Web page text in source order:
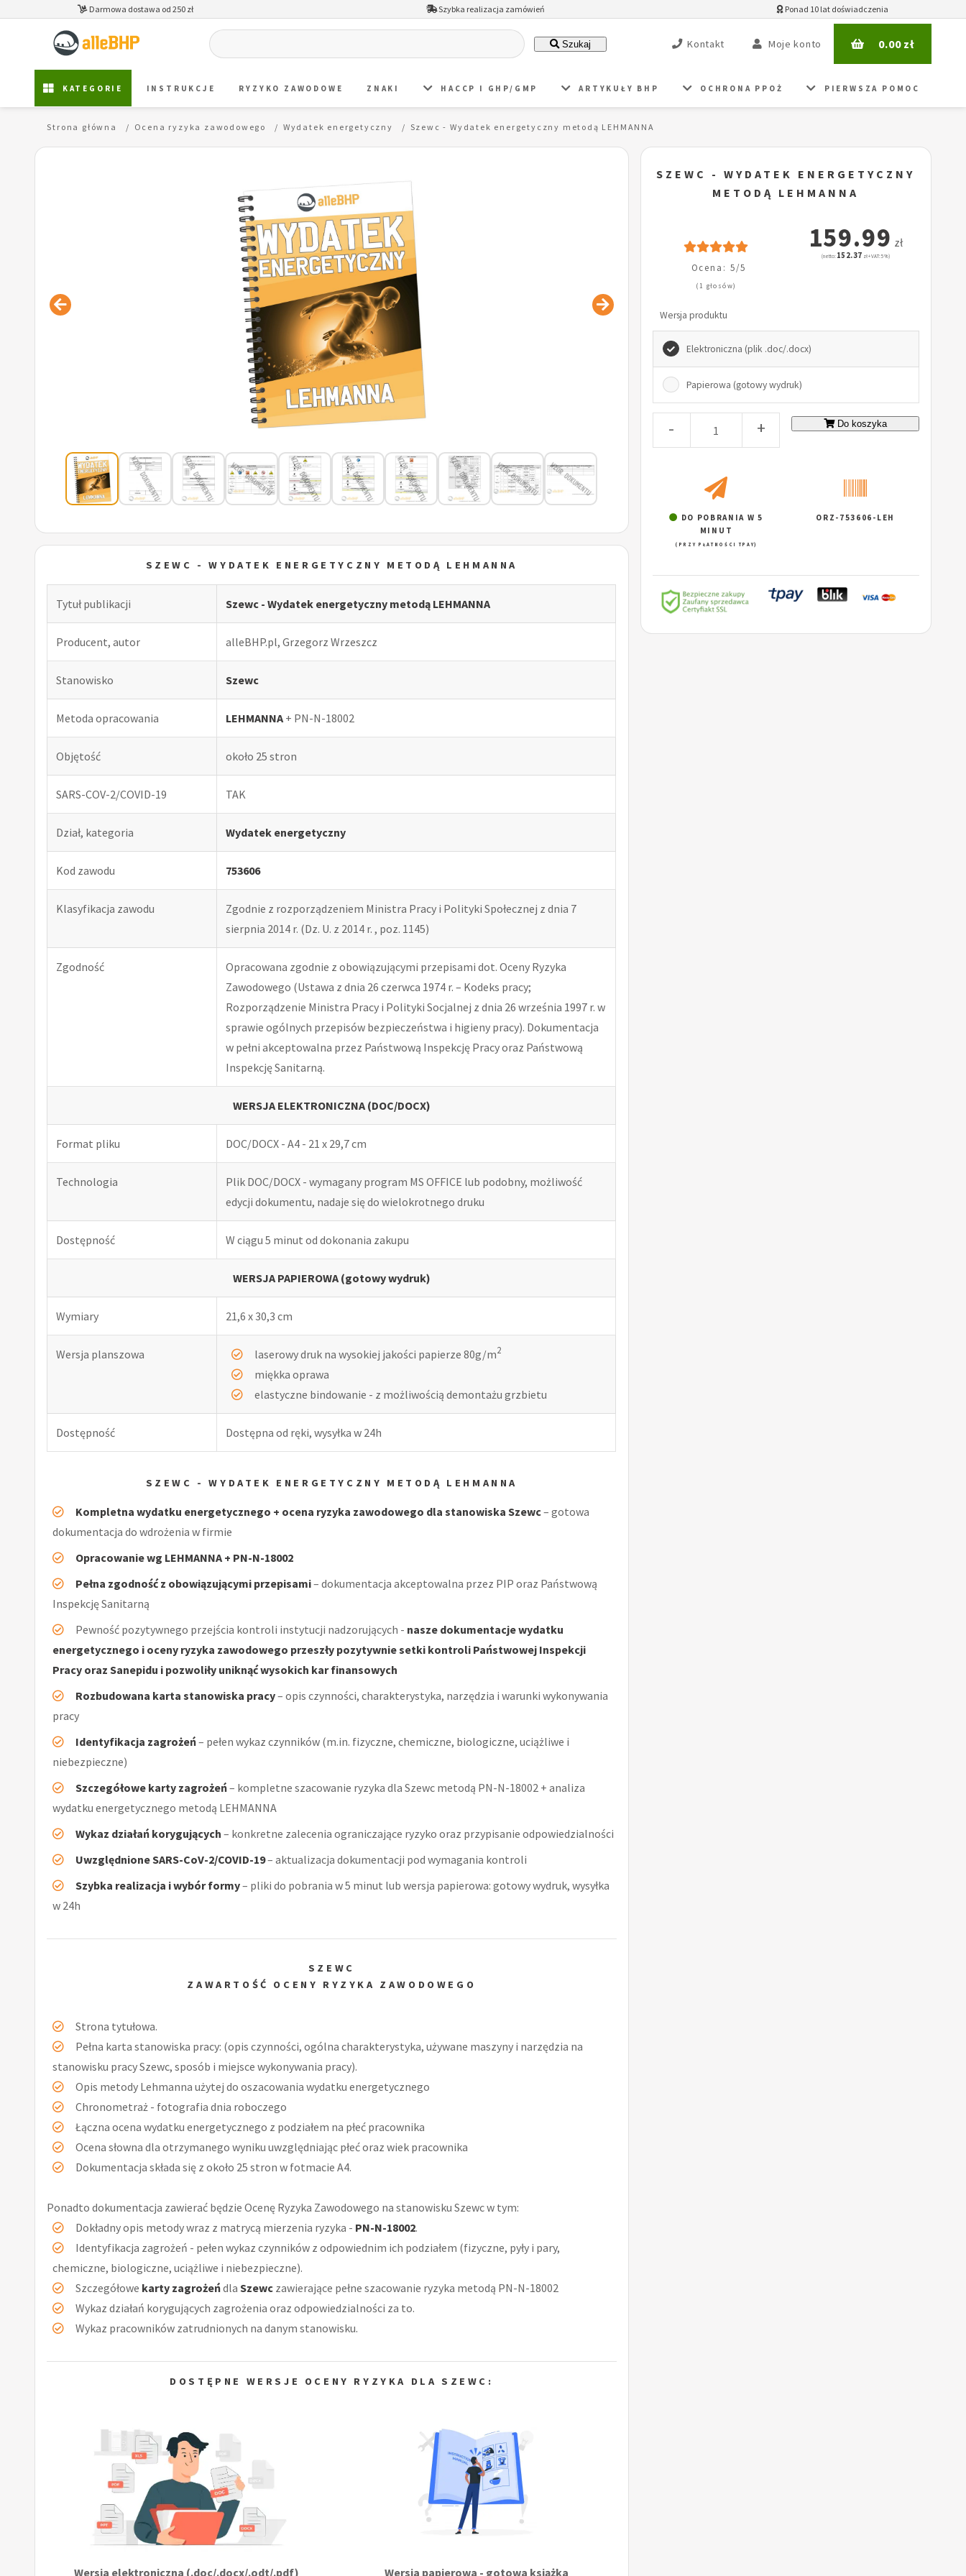
Darmowa dostawa od 250 zł Szybka realizacja zamówień Ponad 10 lat doświadczenia
Szukaj Kontakt Moje konto 0.00zł
KATEGORIE INSTRUKCJE RYZYKO ZAWODOWE ZNAKI HACCP I GHP/GMP ARTYKUŁY BHP OCHRONA PPOŻ PIERWSZA POMOC
Strona główna Ocena ryzyka zawodowego Wydatek energetyczny Szewc - Wydatek energetyczny metodą LEHMANNA
SZEWC - WYDATEK ENERGETYCZNY METODĄ LEHMANNA
Tytuł publikacji Szewc - Wydatek energetyczny metodą LEHMANNA
Producent, autor alleBHP.pl, Grzegorz Wrzeszcz
Stanowisko Szewc
Metoda opracowania LEHMANNA + PN-N-18002
Objętość około 25 stron
SARS-COV-2/COVID-19 TAK
Dział, kategoria Wydatek energetyczny
Kod zawodu 753606
Klasyfikacja zawodu
Zgodnie z rozporządzeniem Ministra Pracy i Polityki Społecznej z dnia 7
sierpnia 2014 r. (Dz. U. z 2014 r. , poz. 1145)
Zgodność
Opracowana zgodnie z obowiązującymi przepisami dot. Oceny Ryzyka
Zawodowego (Ustawa z dnia 26 czerwca 1974 r. – Kodeks pracy;
Rozporządzenie Ministra Pracy i Polityki Socjalnej z dnia 26 września 1997 r. w
sprawie ogólnych przepisów bezpieczeństwa i higieny pracy). Dokumentacja
w pełni akceptowalna przez Państwową Inspekcję Pracy oraz Państwową
Inspekcję Sanitarną.
WERSJA ELEKTRONICZNA (DOC/DOCX)
Format pliku DOC/DOCX - A4 - 21 x 29,7 cm
Technologia
Plik DOC/DOCX - wymagany program MS OFFICE lub podobny, możliwość
edycji dokumentu, nadaje się do wielokrotnego druku
Dostępność W ciągu 5 minut od dokonania zakupu
WERSJA PAPIEROWA (gotowy wydruk)
Wymiary 21,6 x 30,3 cm
Wersja planszowa laserowy druk na wysokiej jakości papierze 80g/m2
miękka oprawa
elastyczne bindowanie - z możliwością demontażu grzbietu
Dostępność Dostępna od ręki, wysyłka w 24h
SZEWC - WYDATEK ENERGETYCZNY METODĄ LEHMANNA
Kompletna wydatku energetycznego + ocena ryzyka zawodowego dla stanowiska Szewc– gotowa
dokumentacja do wdrożenia w firmie
Opracowanie wg LEHMANNA + PN-N-18002
Pełna zgodność z obowiązującymi przepisami– dokumentacja akceptowalna przez PIP oraz Państwową
Inspekcję Sanitarną
Pewność pozytywnego przejścia kontroli instytucji nadzorujących - nasze dokumentacje wydatku
energetycznego i oceny ryzyka zawodowego przeszły pozytywnie setki kontroli Państwowej Inspekcji
Pracy oraz Sanepidu i pozwoliły uniknąć wysokich kar finansowych
Rozbudowana karta stanowiska pracy– opis czynności, charakterystyka, narzędzia i warunki wykonywania
pracy
Identyfikacja zagrożeń– pełen wykaz czynników (m.in. fizyczne, chemiczne, biologiczne, uciążliwe i
niebezpieczne)
Szczegółowe karty zagrożeń– kompletne szacowanie ryzyka dla Szewc metodą PN-N-18002 + analiza
wydatku energetycznego metodą LEHMANNA
Wykaz działań korygujących – konkretne zalecenia ograniczające ryzyko oraz przypisanie odpowiedzialności
Uwzględnione SARS-CoV-2/COVID-19– aktualizacja dokumentacji pod wymagania kontroli
Szybka realizacja i wybór formy– pliki do pobrania w 5 minut lub wersja papierowa: gotowy wydruk, wysyłka
w 24h
SZEWC
ZAWARTOŚĆ OCENY RYZYKA ZAWODOWEGO
Strona tytułowa.
Pełna karta stanowiska pracy: (opis czynności, ogólna charakterystyka, używane maszyny i narzędzia na
stanowisku pracy Szewc, sposób i miejsce wykonywania pracy).
Opis metody Lehmanna użytej do oszacowania wydatku energetycznego
Chronometraż - fotografia dnia roboczego
Łączna ocena wydatku energetycznego z podziałem na płeć pracownika
Ocena słowna dla otrzymanego wyniku uwzględniając płeć oraz wiek pracownika
Dokumentacja składa się z około 25 stron w fotmacie A4.
Ponadto dokumentacja zawierać będzie Ocenę Ryzyka Zawodowego na stanowisku Szewc w tym:
Dokładny opis metody wraz z matrycą mierzenia ryzyka - PN-N-18002.
Identyfikacja zagrożeń - pełen wykaz czynników z odpowiednim ich podziałem (fizyczne, pyły i pary,
chemiczne, biologiczne, uciążliwe i niebezpieczne).
Szczegółowe karty zagrożeńdla Szewc zawierające pełne szacowanie ryzyka metodą PN-N-18002
Wykaz działań korygujących zagrożenia oraz odpowiedzialności za to.
Wykaz pracowników zatrudnionych na danym stanowisku.
DOSTĘPNE WERSJE OCENY RYZYKA DLA SZEWC:
Wersja elektroniczna (.doc/.docx/.odt/.pdf) Wersja papierowa - gotowa książka
SZEWC - WYDATEK ENERGETYCZNY
METODĄ LEHMANNA
Ocena: 5/5
(1 głosów)
159.99 zł
(netto: 152.37 zł + VAT: 5%)
Wersja produktu
Elektroniczna (plik .doc/.docx)
Papierowa (gotowy wydruk)
- + Do koszyka
DO POBRANIA W 5
MINUT
(PRZY PŁATNOŚCI TPAY)
ORZ-753606-LEH